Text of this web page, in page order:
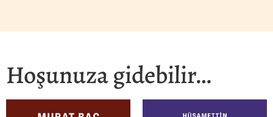
Hoşunuza gidebilir…